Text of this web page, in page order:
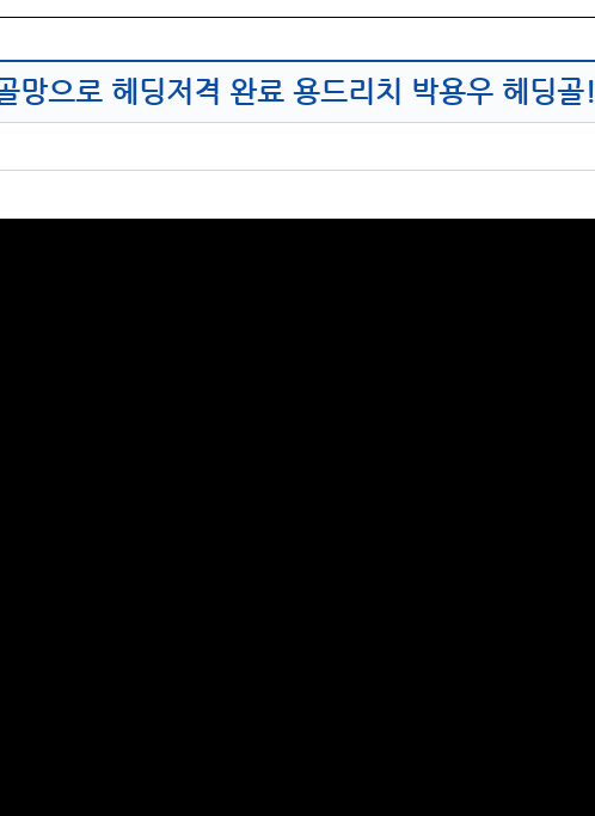
망으로 헤딩저격 완료 용드리치 박용우 헤딩골!